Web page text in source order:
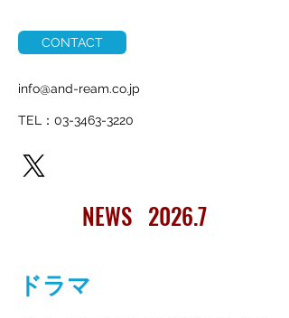
CONTACT
info@and-ream.co.jp
TEL：03-3463-3220
NEWS 2026.7
ドラマ